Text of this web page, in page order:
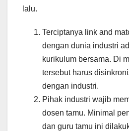
lalu.
Terciptanya link and
dengan dunia industri
kurikulum bersama. Di
tersebut harus
dengan industri.
Pihak industri wajib
dosen tamu. Minimal
dan guru tamu ini